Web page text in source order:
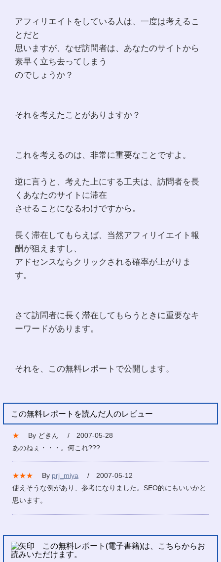
アフィリエイトをしている人は、一度は考えるこ
とだと
思いますが、なぜ訪問者は、あなたのサイトから
素早く立ち去ってしまう
のでしょうか？
それを考えたことがありますか？
これを考えるのは、非常に重要なことですよ。
逆に言うと、考えた上にする工夫は、訪問者を長
くあなたのサイトに滞在
させることになるわけですから。
長く滞在してもらえば、当然アフィリイエイト報
酬が狙えますし、
アドセンスならクリックされる確率が上がりま
す。
さて訪問者に長く滞在してもらうときに重要なキ
ーワードがあります。
それを、この無料レポートで公開します。
この無料レポートを読んだ人のレビュー
★
By どきん / 2007-05-28
あのねぇ・・・。何これ???
★★★ By prj_miya
/ 2007-05-12
使えそうな例があり、参考になりました。SEO的にもいいかと
思います。
この無料レポート(電子書籍)は、こちらからお
読みいただけます。